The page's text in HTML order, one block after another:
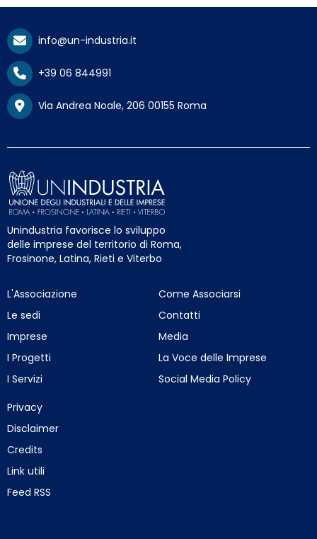
info@un-industria.it
+39 06 844991
Via Andrea Noale, 206 00155 Roma
Unindustria favorisce lo sviluppo
delle imprese del territorio di Roma,
Frosinone, Latina, Rieti e Viterbo
L'Associazione
Le sedi
Imprese
I Progetti
I Servizi
Come Associarsi
Contatti
Media
La Voce delle Imprese
Social Media Policy
Privacy
Disclaimer
Credits
Link utili
Feed RSS